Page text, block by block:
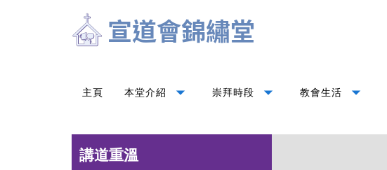
主頁 本堂介紹 arrow_drop_down 崇拜時段 arrow_drop_down 教會生活 arrow_drop_down
講道重溫